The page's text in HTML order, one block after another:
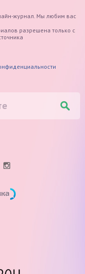
журнал. Мы любим вас
разрешена только с